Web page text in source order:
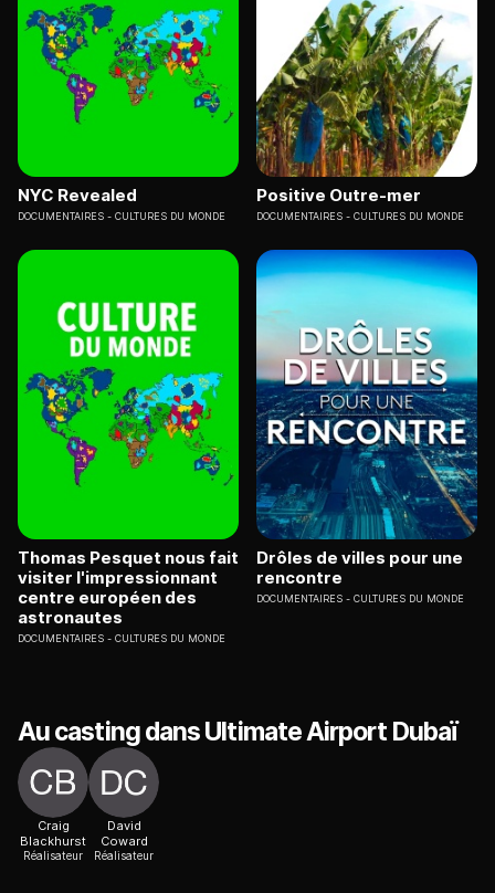
NYC Revealed
DOCUMENTAIRES CULTURES DU MONDE
Positive Outre-mer
DOCUMENTAIRES CULTURES DU MONDE
Thomas Pesquet nous fait
visiter l'impressionnant
centre européen des
astronautes
DOCUMENTAIRES CULTURES DU MONDE
Drôles de villes pour une
rencontre
DOCUMENTAIRES CULTURES DU MONDE
Au casting dans Ultimate Airport Dubaï
Craig
Blackhurst
Réalisateur
David
Coward
Réalisateur